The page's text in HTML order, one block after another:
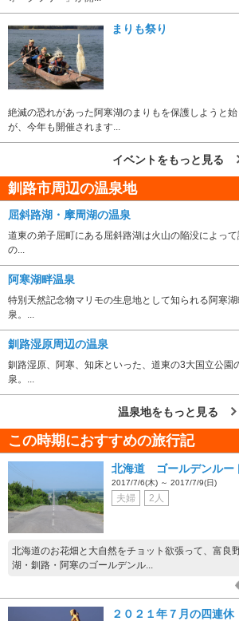
まりも祭り
絶滅の恐れがあった阿寒湖のまりもを保護しようと始
が、今年も開催されます...
イベントをもっと見る
釧路市周辺の温泉地
屈斜路湖・摩周湖の温泉
道東の弟子屈町にある屈斜路湖は火山の陥没によっ
の...
阿寒湖畔温泉
特別天然記念物マリモの生息地として知られる阿寒
泉。...
釧路湿原周辺の温泉
釧路湿原、阿寒、知床といった、道東の3大国立公園
泉。...
温泉地をもっと見る
この時期におすすめの旅行記
北海道 ゴールデンルー
2017/7/6(木) ～ 2017/7/9(日)
夫婦 2人
北海道のお花畑と大自然をチョット欲張って、富良
湖・釧路・阿寒のゴールデンル...
２０２１年７月の四連